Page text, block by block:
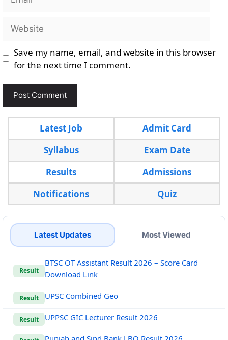
Website
Save my name, email, and website in this browser
for the next time I comment.
Latest Job
Admit Card
Syllabus
Exam Date
Results
Admissions
Notifications
Quiz
Latest Updates Most Viewed
Result
BTSC OT Assistant Result 2026 – Score Card
Download Link
Result UPSC Combined Geo
Result UPPSC GIC Lecturer Result 2026